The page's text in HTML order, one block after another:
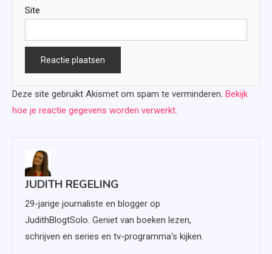
Site
Deze site gebruikt Akismet om spam te verminderen. Bekijk
hoe je reactie gegevens worden verwerkt.
JUDITH REGELING
29-jarige journaliste en blogger op
JudithBlogtSolo. Geniet van boeken lezen,
schrijven en series en tv-programma's kijken.